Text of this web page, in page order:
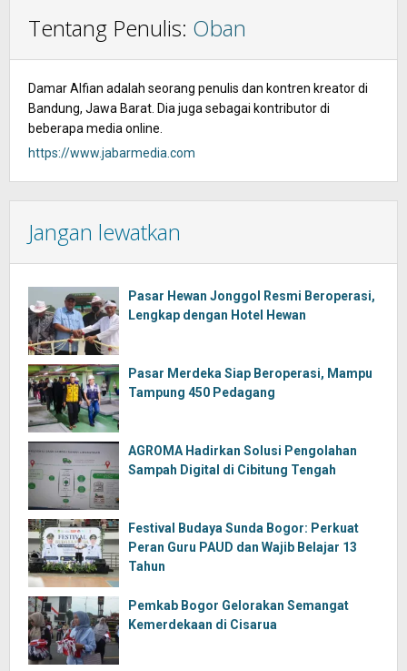
Tentang Penulis: Oban
Damar Alfian adalah seorang penulis dan kontren kreator di
Bandung, Jawa Barat. Dia juga sebagai kontributor di
beberapa media online.
https://www.jabarmedia.com
Jangan lewatkan
Pasar Hewan Jonggol Resmi Beroperasi,
Lengkap dengan Hotel Hewan
Pasar Merdeka Siap Beroperasi, Mampu
Tampung 450 Pedagang
AGROMA Hadirkan Solusi Pengolahan
Sampah Digital di Cibitung Tengah
Festival Budaya Sunda Bogor: Perkuat
Peran Guru PAUD dan Wajib Belajar 13
Tahun
Pemkab Bogor Gelorakan Semangat
Kemerdekaan di Cisarua